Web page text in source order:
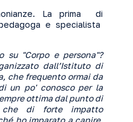
La prima di
e specialista
su "Corpo e persona"?
dall’Istituto di
che frequento ormai da
un po' conosco per la
ottima dal punto di
che di forte impatto
ho imparato a capire,